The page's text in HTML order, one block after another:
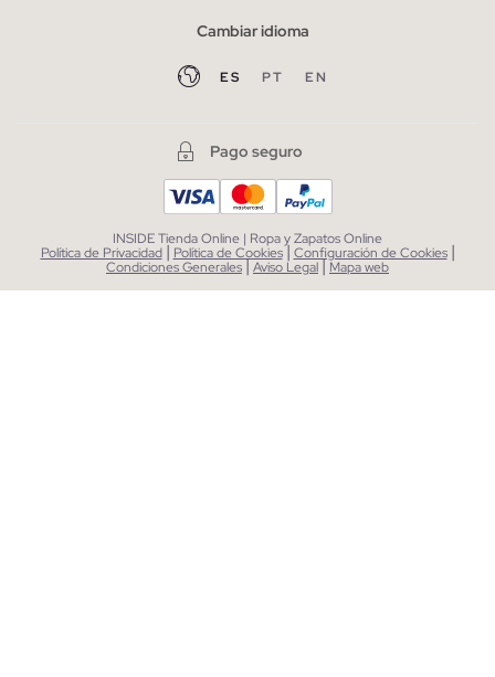
Cambiar idioma
ES PT EN
Pago seguro
INSIDE Tienda Online | Ropa y Zapatos Online
Política de Privacidad | Política de Cookies| Configuración de Cookies |
Condiciones Generales|Aviso Legal| Mapa web